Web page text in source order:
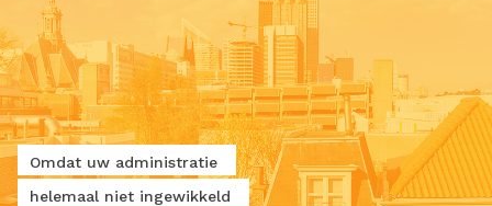
Omdat uw administratie
helemaal niet ingewikkeld